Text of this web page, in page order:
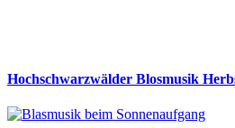
Hochschwarzwälder Blosmusik